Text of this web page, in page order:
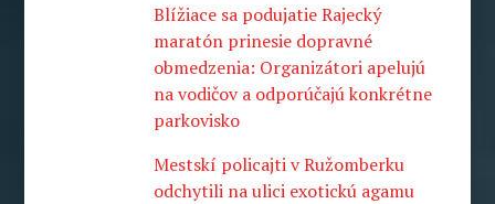
Blížiace sa podujatie Rajecký
maratón prinesie dopravné
obmedzenia: Organizátori apelujú
na vodičov a odporúčajú konkrétne
parkovisko
Mestskí policajti v Ružomberku
odchytili na ulici exotickú agamu